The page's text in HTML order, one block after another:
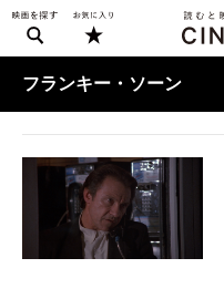
フランキー・ソーン